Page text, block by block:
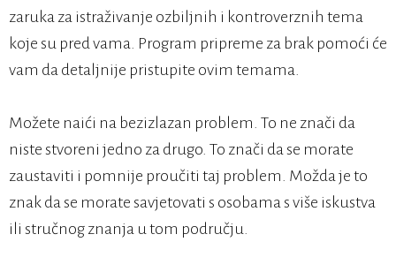
zaruka za istraživanje ozbiljnih i kontroverznih tema
koje su pred vama. Program pripreme za brak pomoći će
vam da detaljnije pristupite ovim temama.
Možete naići na bezizlazan problem. To ne znači da
niste stvoreni jedno za drugo. To znači da se morate
zaustaviti i pomnije proučiti taj problem. Možda je to
znak da se morate savjetovati s osobama s više iskustva
ili stručnog znanja u tom području.